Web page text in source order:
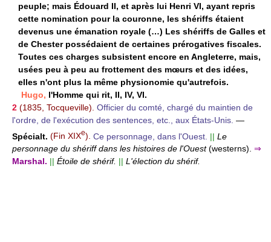
peuple; mais Édouard II, et après lui Henri VI, ayant repris
cette nomination pour la couronne, les shériffs étaient
devenus une émanation royale (…) Les shériffs de Galles et
de Chester possédaient de certaines prérogatives fiscales.
Toutes ces charges subsistent encore en Angleterre, mais,
usées peu à peu au frottement des mœurs et des idées,
elles n'ont plus la même physionomie qu'autrefois.
Hugo, l'Homme qui rit, II, IV, VI.
2 (1835, Tocqueville). Officier du comté, chargé du maintien de
l'ordre, de l'exécution des sentences, etc., aux États-Unis. —
Spécialt. (Fin XIXe). Ce personnage, dans l'Ouest. || Le
personnage du shériff dans les histoires de l'Ouest(westerns). ⇒
Marshal. || Étoile de shérif. || L'élection du shérif.